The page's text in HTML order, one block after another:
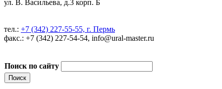
ул. В. Васильева, д.3 корп. Б
тел.: +7 (342) 227-55-55, г. Пермь
факс.: +7 (342) 227-54-54, info@ural-master.ru
Поиск по сайту